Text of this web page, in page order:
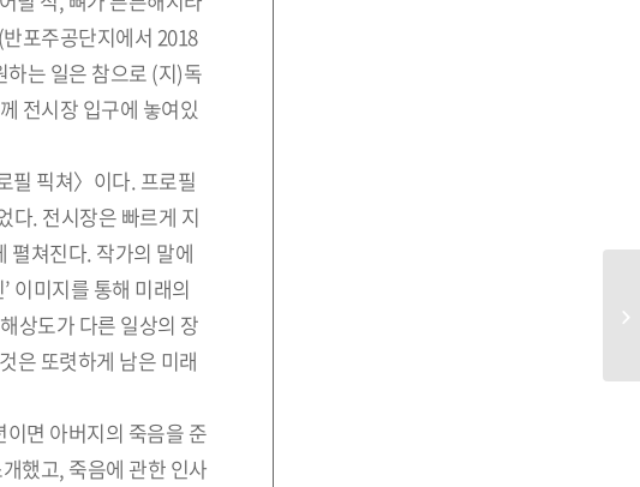
포주공단지에서 2018
하는 일은 참으로 (지)독
전시장 입구에 놓여있
필 픽쳐〉이다. 프로필
다. 전시장은 빠르게 지
펼쳐진다. 작가의 말에
이미지를 통해 미래의
상도가 다른 일상의 장
은 또렷하게 남은 미래
면 아버지의 죽음을 준
했고, 죽음에 관한 인사